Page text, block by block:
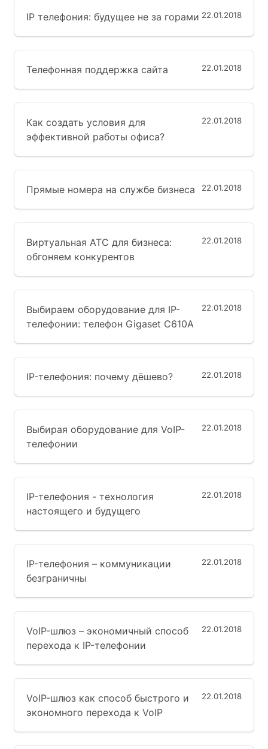
22.01.2018
IP телефония: будущее не за горами
22.01.2018
Телефонная поддержка сайта
22.01.2018
Как создать условия для
эффективной работы офиса?
22.01.2018
Прямые номера на службе бизнеса
22.01.2018
Виртуальная АТС для бизнеса:
обгоняем конкурентов
22.01.2018
Выбираем оборудование для IP-
телефонии: телефон Gigaset C610A
22.01.2018
IP-телефония: почему дёшево?
22.01.2018
Выбирая оборудование для VoIP-
телефонии
22.01.2018
IP-телефония - технология
настоящего и будущего
22.01.2018
IP-телефония – коммуникации
безграничны
22.01.2018
VoIP-шлюз – экономичный способ
перехода к IP-телефонии
22.01.2018
VoIP-шлюз как способ быстрого и
экономного перехода к VoIP